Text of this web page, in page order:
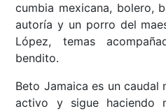
cumbia mexicana, bolero,
autoría y un porro del
López, temas
bendito.
Beto Jamaica es un caudal
activo y sigue haciendo